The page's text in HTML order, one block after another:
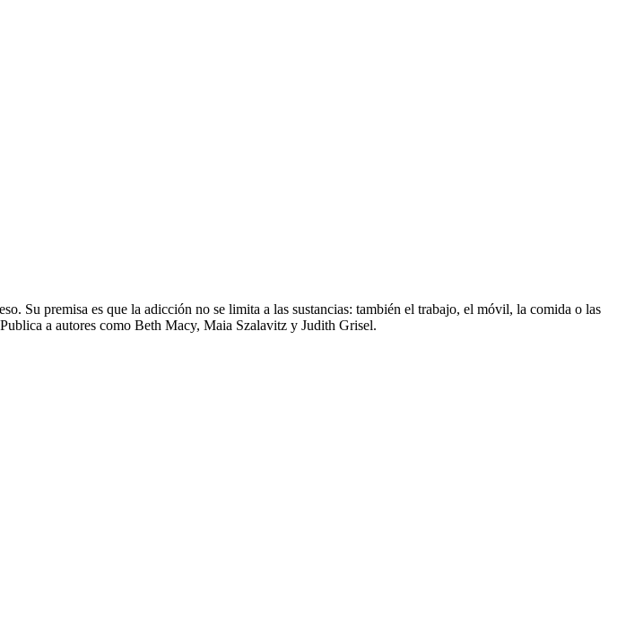
Su premisa es que la adicción no se limita a las sustancias: también el trabajo, el móvil, la comida o las
a autores como Beth Macy, Maia Szalavitz y Judith Grisel.